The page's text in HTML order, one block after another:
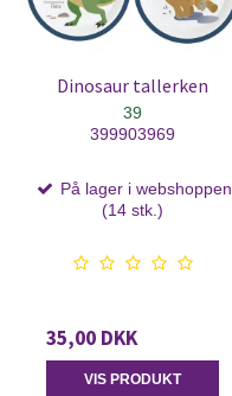
Dinosaur tallerken
39
399903969
På lager i webshoppen
(14 stk.)
35,00 DKK
VIS PRODUKT